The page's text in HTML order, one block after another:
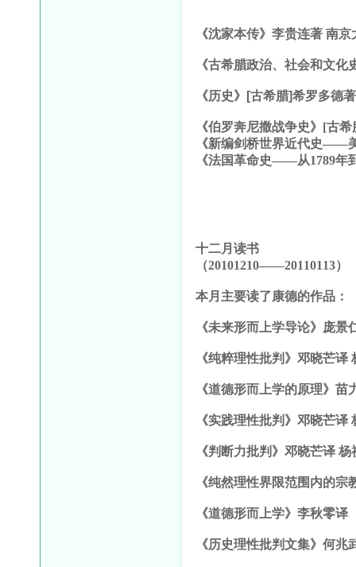
《沈家本传》李贵连著 南
《古希腊政治、社会和文
《历史》[古希腊]希罗多德
《伯罗奔尼撒战争史》[古
《新编剑桥世界近代史——
《法国革命史——从1789年
十二月读书
（20101210——20110113）
本月主要读了康德的作品：
《未来形而上学导论》庞景
《纯粹理性批判》邓晓芒译
《道德形而上学的原理》苗
《实践理性批判》邓晓芒译
《判断力批判》邓晓芒译 杨
《纯然理性界限范围内的宗
《道德形而上学》李秋零译
《历史理性批判文集》何兆